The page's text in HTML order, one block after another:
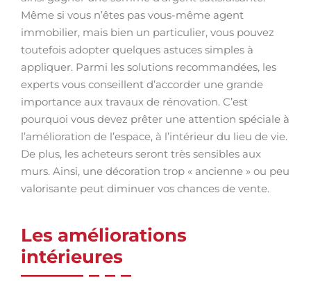
Même si vous n’êtes pas vous-même agent
immobilier, mais bien un particulier, vous pouvez
toutefois adopter quelques astuces simples à
appliquer. Parmi les solutions recommandées, les
experts vous conseillent d’accorder une grande
importance aux travaux de rénovation. C’est
pourquoi vous devez prêter une attention spéciale à
l’amélioration de l’espace, à l’intérieur du lieu de vie.
De plus, les acheteurs seront très sensibles aux
murs. Ainsi, une décoration trop « ancienne » ou peu
valorisante peut diminuer vos chances de vente.
Les améliorations
intérieures